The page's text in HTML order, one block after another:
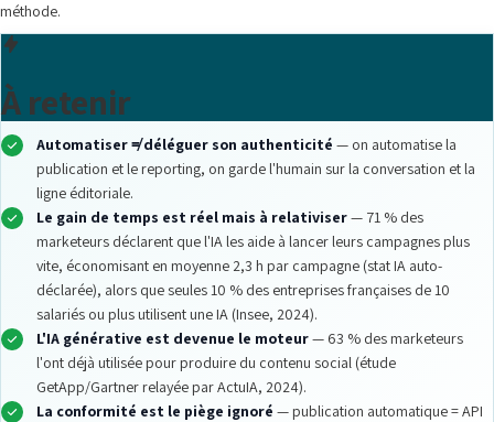
méthode.
À retenir
Automatiser ≠ déléguer son authenticité — on automatise la
publication et le reporting, on garde l'humain sur la conversation et la
ligne éditoriale.
Le gain de temps est réel mais à relativiser— 71 % des
marketeurs déclarent que l'IA les aide à lancer leurs campagnes plus
vite, économisant en moyenne 2,3 h par campagne (stat IA auto-
déclarée), alors que seules 10 % des entreprises françaises de 10
salariés ou plus utilisent une IA (Insee, 2024).
L'IA générative est devenue le moteur— 63 % des marketeurs
l'ont déjà utilisée pour produire du contenu social (étude
GetApp/Gartner relayée par ActuIA, 2024).
La conformité est le piège ignoré — publication automatique = API